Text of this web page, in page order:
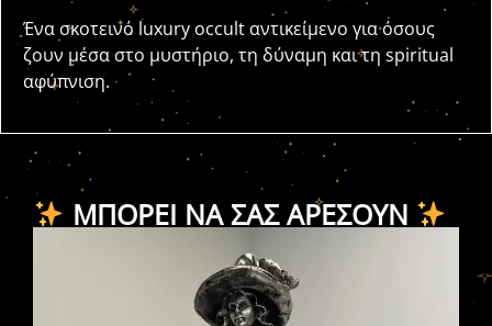
Ένα σκοτεινό luxury occult αντικείμενο για όσους
ζουν μέσα στο μυστήριο, τη δύναμη και τη spiritual
αφύπνιση.
ΜΠΟΡΕΊ ΝΑ ΣΑΣ ΑΡΈΣΟΥΝ